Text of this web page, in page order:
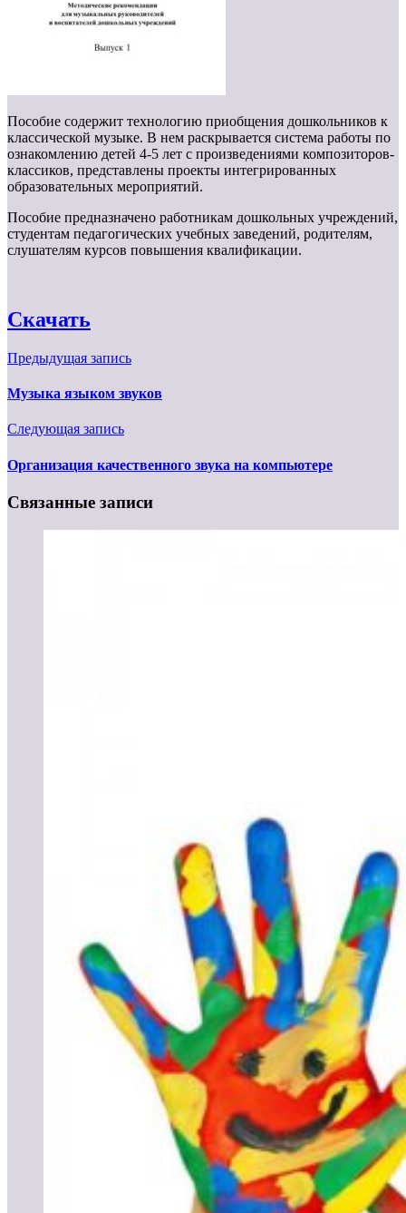
Пособие содержит технологию приобщения дошкольников к
классической музыке. В нем раскрывается система работы по
ознакомлению детей 4-5 лет с произведениями композиторов-
классиков, представлены проекты интегрированных
образовательных мероприятий.
Пособие предназначено работникам дошкольных учреждений,
студентам педагогических учебных заведений, родителям,
слушателям курсов повышения квалификации.
Скачать
Предыдущая запись
Музыка языком звуков
Следующая запись
Организация качественного звука на компьютере
Связанные записи